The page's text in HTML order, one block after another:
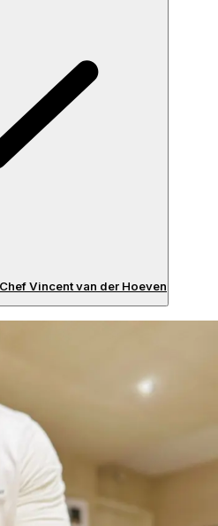
Vincent van der Hoeven
esteemed establishments,
Master Chef Andy
Restaurant Lute (with Peter
grill restaurant in Australia,
dining restaurant in New
Hoeven is now ready to
at your home or a